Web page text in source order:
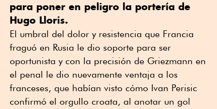
para poner en peligro la portería de
Hugo Lloris.
El umbral del dolor y resistencia que Francia
fraguó en Rusia le dio soporte para ser
oportunista y con la precisión de Griezmann en
el penal le dio nuevamente ventaja a los
franceses, que habían visto cómo Ivan Perisic
confirmó el orgullo croata, al anotar un gol